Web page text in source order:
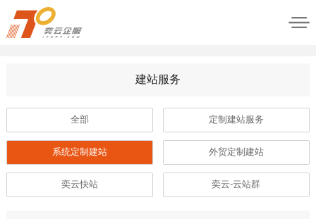
建站服务
全部 定制建站服务
系统定制建站 外贸定制建站
奕云快站 奕云-云站群